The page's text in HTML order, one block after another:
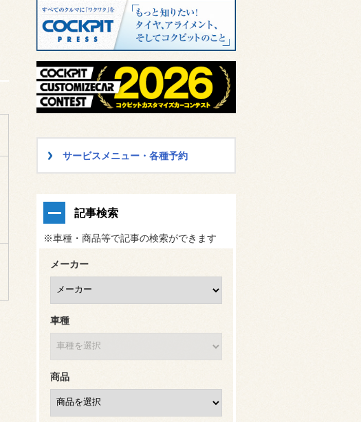
サービスメニュー・各種予約
記事検索
※車種・商品等で記事の検索ができます
メーカー
車種
商品